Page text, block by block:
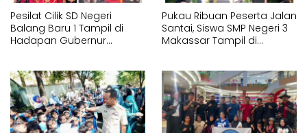
Pesilat Cilik SD Negeri
Balang Baru 1 Tampil di
Hadapan Gubernur
Pencak Silat Tangan
Kosong
Pukau Ribuan Peserta Jalan
Santai, Siswa SMP Negeri 3
Makassar Tampil di
Memperagakan Jurus
Pencak Silat Bersenjata